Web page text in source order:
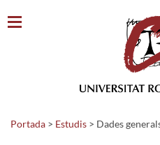
Portada > Estudis > Dades